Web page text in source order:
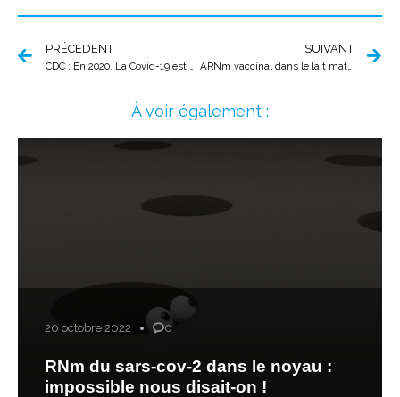
PRÉCÉDENT SUIVANT
ARNm vaccinal dans le lait maternel
À voir également :
20 octobre 2022 0
RNm du sars-cov-2 dans le noyau :
impossible nous disait-on !